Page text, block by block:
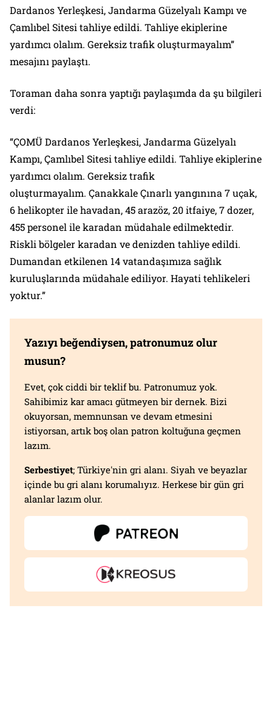
Dardanos Yerleşkesi, Jandarma Güzelyalı Kampı ve
Çamlıbel Sitesi tahliye edildi. Tahliye ekiplerine
yardımcı olalım. Gereksiz trafik oluşturmayalım”
mesajını paylaştı.
Toraman daha sonra yaptığı paylaşımda da şu bilgileri
verdi:
“ÇOMÜ Dardanos Yerleşkesi, Jandarma Güzelyalı
Kampı, Çamlıbel Sitesi tahliye edildi. Tahliye ekiplerine
yardımcı olalım. Gereksiz trafik
oluşturmayalım. Çanakkale Çınarlı yangınına 7 uçak,
6 helikopter ile havadan, 45 arazöz, 20 itfaiye, 7 dozer,
455 personel ile karadan müdahale edilmektedir.
Riskli bölgeler karadan ve denizden tahliye edildi.
Dumandan etkilenen 14 vatandaşımıza sağlık
kuruluşlarında müdahale ediliyor. Hayati tehlikeleri
yoktur.”
Yazıyı beğendiysen, patronumuz olur
musun?
Evet, çok ciddi bir teklif bu. Patronumuz yok.
Sahibimiz kar amacı gütmeyen bir dernek. Bizi
okuyorsan, memnunsan ve devam etmesini
istiyorsan, artık boş olan patron koltuğuna geçmen
lazım.
Serbestiyet; Türkiye'nin gri alanı. Siyah ve beyazlar
içinde bu gri alanı korumalıyız. Herkese bir gün gri
alanlar lazım olur.